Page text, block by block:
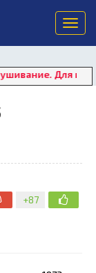
Для
+87